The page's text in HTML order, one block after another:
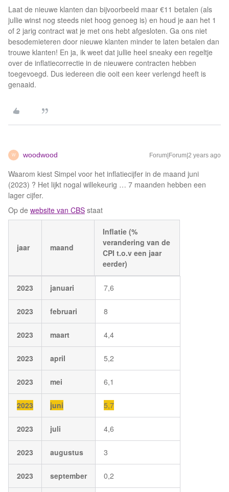
Laat de nieuwe klanten dan bijvoorbeeld maar €11 betalen (als
jullie winst nog steeds niet hoog genoeg is) en houd je aan het 1
of 2 jarig contract wat je met ons hebt afgesloten. Ga ons niet
besodemieteren door nieuwe klanten minder te laten betalen dan
trouwe klanten! En ja, ik weet dat jullie heel sneaky een regeltje
over de inflatiecorrectie in de nieuwere contracten hebben
toegevoegd. Dus iedereen die ooit een keer verlengd heeft is
genaaid.
W woodwood Forum|Forum|2 years ago
Waarom kiest Simpel voor het inflatiecijfer in de maand juni
(2023) ? Het lijkt nogal willekeurig … 7 maanden hebben een
lager cijfer.
Op de website van CBS staat
jaar maand
Inflatie (%
verandering van de
CPI t.o.v een jaar
eerder)
2023 januari 7,6
2023 februari 8
2023 maart 4,4
2023 april 5,2
2023 mei 6,1
2023 juni 5,7
2023 juli 4,6
2023 augustus 3
2023 september 0,2